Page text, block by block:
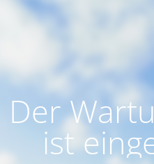
Der
ist